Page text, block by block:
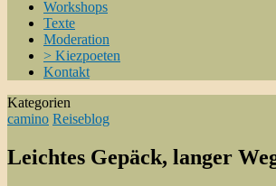
Workshops
Texte
Moderation
> Kiezpoeten
Kontakt
Kategorien
camino Reiseblog
Leichtes Gepäck, langer